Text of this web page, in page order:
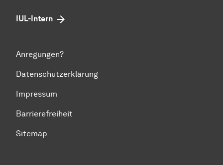
IUL-Intern
Anregungen?
Datenschutzerklärung
Impressum
Barrierefreiheit
Sitemap